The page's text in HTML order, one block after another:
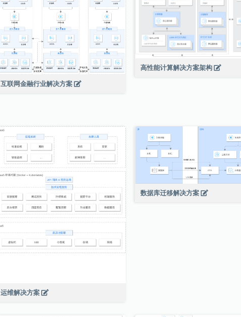
互联网金融行业解决方案
高性能计算解决方案架构
运维解决方案
数据库迁移解决方案